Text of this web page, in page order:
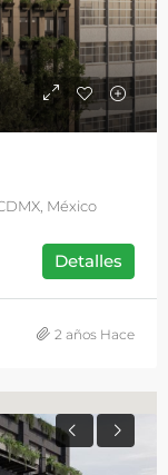
México
Detalles
2 años Hace